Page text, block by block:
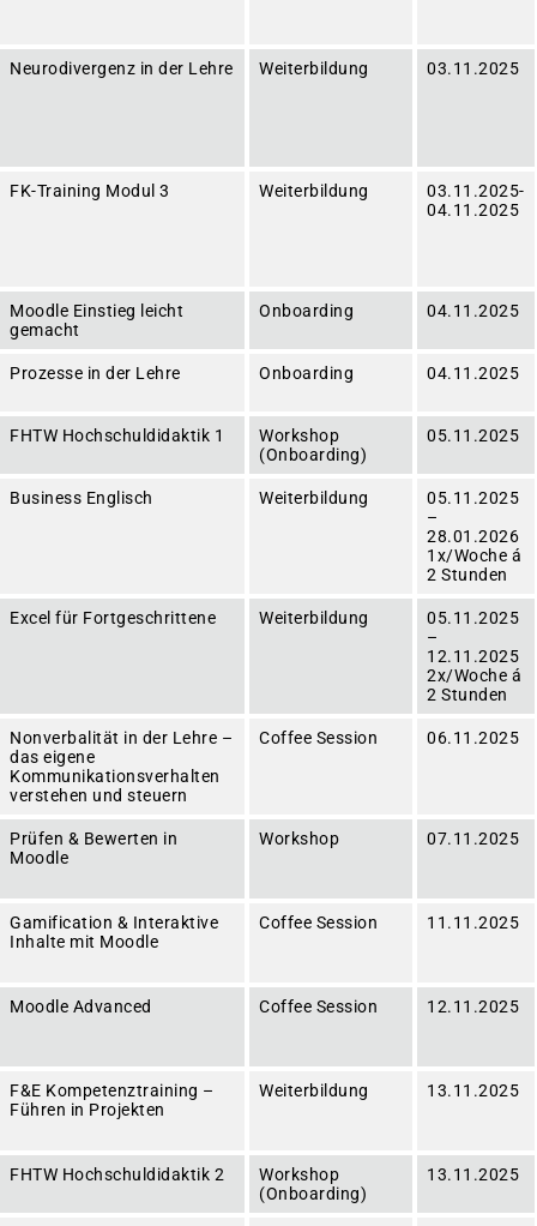
Neurodivergenz in der Lehre Weiterbildung 03.11.2025
FK-Training Modul 3 Weiterbildung
03.11.2025-
04.11.2025
Moodle Einstieg leicht
gemacht
Onboarding 04.11.2025
Prozesse in der Lehre Onboarding 04.11.2025
FHTW Hochschuldidaktik 1
Workshop
(Onboarding)
05.11.2025
Business Englisch Weiterbildung
05.11.2025
–
28.01.2026
1x/Woche á
2 Stunden
Excel für Fortgeschrittene Weiterbildung
05.11.2025
–
12.11.2025
2x/Woche á
2 Stunden
Nonverbalität in der Lehre –
das eigene
Kommunikationsverhalten
verstehen und steuern
Coffee Session 06.11.2025
Prüfen & Bewerten in
Moodle
Workshop 07.11.2025
Gamification & Interaktive
Inhalte mit Moodle
Coffee Session 11.11.2025
Moodle Advanced Coffee Session 12.11.2025
F&E Kompetenztraining –
Führen in Projekten
Weiterbildung 13.11.2025
FHTW Hochschuldidaktik 2
Workshop
(Onboarding)
13.11.2025